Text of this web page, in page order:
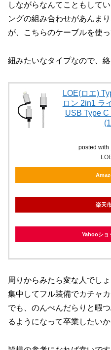
しながらなんてこともして
ングの組み合わせがあんま
が、こちらのケーブルを使っ
紐みたいなタイプなので、
LOE(ロエ)
ロン 2in1 ラ
USB Type
posted with
楽天
Yahooショ
周りからみたら変な人でし
集中してフル装備でカチャ
でも、のんべんだらりと暇
るようになって卒業したいか